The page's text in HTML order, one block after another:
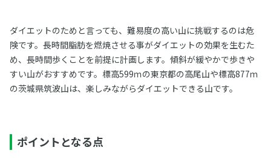
ダイエットのためと言っても、難易度の高い山に挑戦するのは危
険です。長時間脂肪を燃焼させる事がダイエットの効果を生むた
め、長時間歩くことを前提に計画します。傾斜が緩やかで歩きや
すい山がおすすめです。標高599ｍの東京都の高尾山や標高877ｍ
の茨城県筑波山は、楽しみながらダイエットできる山です。
ポイントとなる点